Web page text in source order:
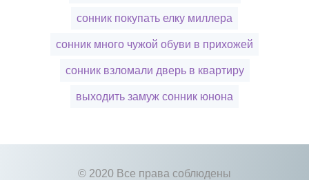
сонник покупать елку миллера
сонник много чужой обуви в прихожей
сонник взломали дверь в квартиру
выходить замуж сонник юнона
© 2020 Все права соблюдены